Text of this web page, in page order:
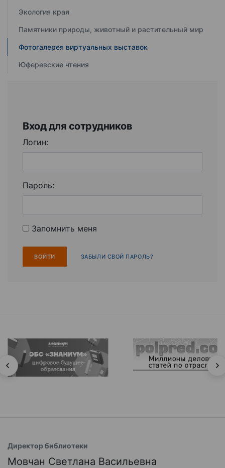
Экология края
Памятники природы, животный и растительный мир
Фотогалерея виртуальных выставок
Юферевские чтения
Вход для сотрудников
Логин:
Пароль:
Запомнить меня
ЗАБЫЛИ СВОЙ ПАРОЛЬ?
Директор библиотеки
Мовчан Светлана Васильевна